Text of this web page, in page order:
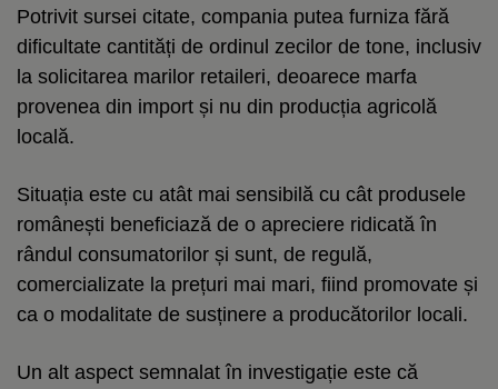
Potrivit sursei citate, compania putea furniza fără
dificultate cantități de ordinul zecilor de tone, inclusiv
la solicitarea marilor retaileri, deoarece marfa
provenea din import și nu din producția agricolă
locală.
Situația este cu atât mai sensibilă cu cât produsele
românești beneficiază de o apreciere ridicată în
rândul consumatorilor și sunt, de regulă,
comercializate la prețuri mai mari, fiind promovate și
ca o modalitate de susținere a producătorilor locali.
Un alt aspect semnalat în investigație este că